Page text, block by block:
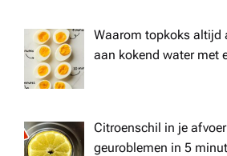
Waarom topkoks altijd
aan kokend water met
Citroenschil in je
geuroblemen in 5